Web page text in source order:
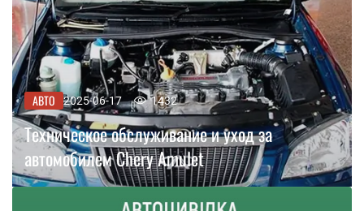
АВТО 2025-06-17 1432
Техническое обслуживание и уход за
автомобилем Chery Amulet